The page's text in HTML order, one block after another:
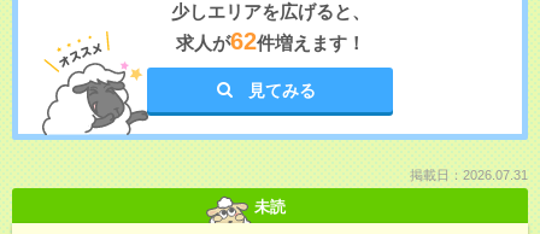
少しエリアを広げると、
求人が62件増えます！
見てみる
掲載日：2026.07.31
未読